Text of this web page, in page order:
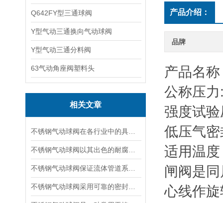
Q642FY型三通球阀
Y型气动三通换向气动球阀
Y型气动三通分料阀
63气动角座阀塑料头
相关文章
产品介绍：
品牌
产品名
公称压
强度试
低压气
适用温
闸阀是
心线作